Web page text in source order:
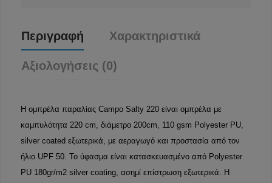
Περιγραφή Χαρακτηριστικά
Αξιολογήσεις (0)
Η ομπρέλα παραλίας Campo Salty 220 είναι ομπρέλα με
καμπυλότητα 220 cm, διάμετρο 200cm, 110 gsm Polyester PU,
silver coated εξωτερικά, με αεραγωγό και προστασία από τον
ήλιο UPF 50. Το ύφασμα είναι κατασκευασμένο από Polyester
PU 180gr/m2 silver coating, ασημί επίστρωση εξωτερικά. H